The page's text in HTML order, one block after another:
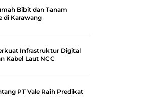
Bibit dan Tanam
di Karawang
Infrastruktur Digital
Kabel Laut NCC
PT Vale Raih Predikat